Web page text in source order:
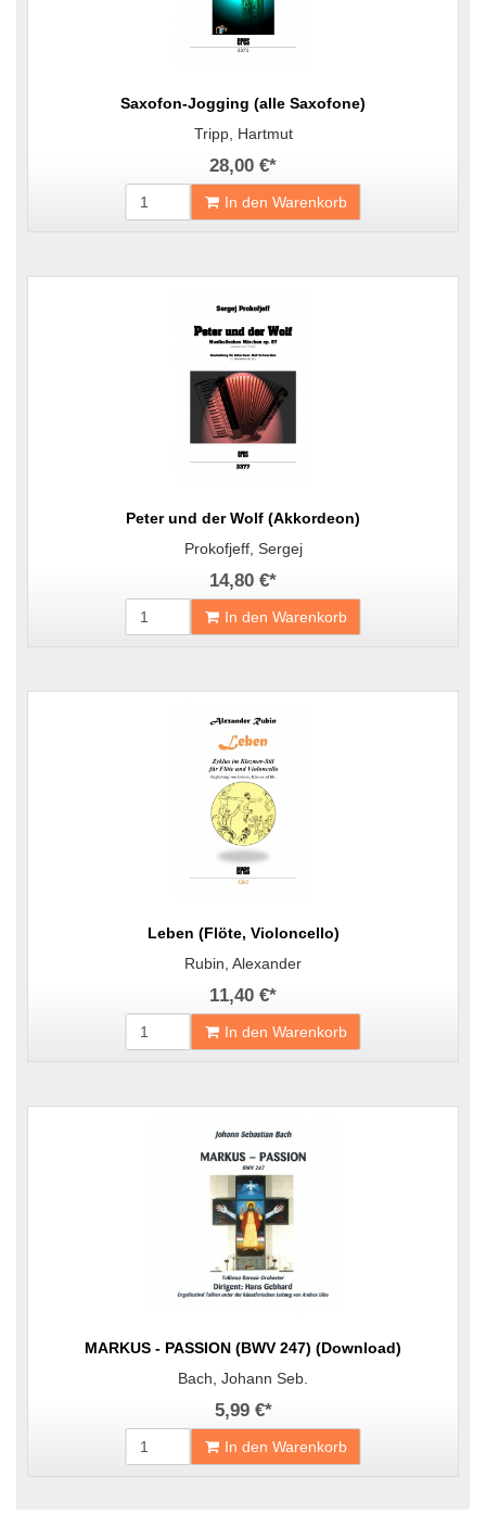
Saxofon-Jogging (alle Saxofone)
Tripp, Hartmut
28,00 €*
In den Warenkorb
Peter und der Wolf (Akkordeon)
Prokofjeff, Sergej
14,80 €*
In den Warenkorb
Leben (Flöte, Violoncello)
Rubin, Alexander
11,40 €*
In den Warenkorb
MARKUS - PASSION (BWV 247) (Download)
Bach, Johann Seb.
5,99 €*
In den Warenkorb